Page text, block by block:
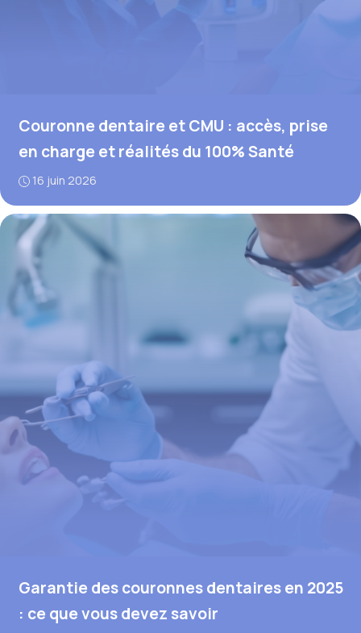
Couronne dentaire et CMU : accès, prise
en charge et réalités du 100% Santé
16 juin 2026
Garantie des couronnes dentaires en 2025
: ce que vous devez savoir